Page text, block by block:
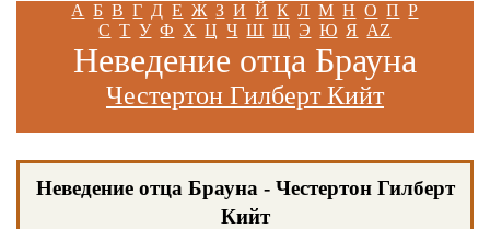
А Б В Г Д Е Ж З И Й К Л М Н О П Р
С Т У Ф Х Ц Ч Ш Щ Э Ю Я AZ
Неведение отца Брауна
Честертон Гилберт Кийт
Неведение отца Брауна - Честертон Гилберт
Кийт